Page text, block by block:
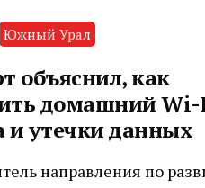
Южный Урал
объяснил, как
домашний Wi-
и утечки данных
направления по